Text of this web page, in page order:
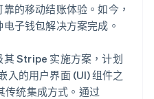
的移动结账体验。如今，
子钱包解决方案完成。
其 Stripe 实施方案，计划
入的用户界面 (UI) 组件之
传统集成方式。通过